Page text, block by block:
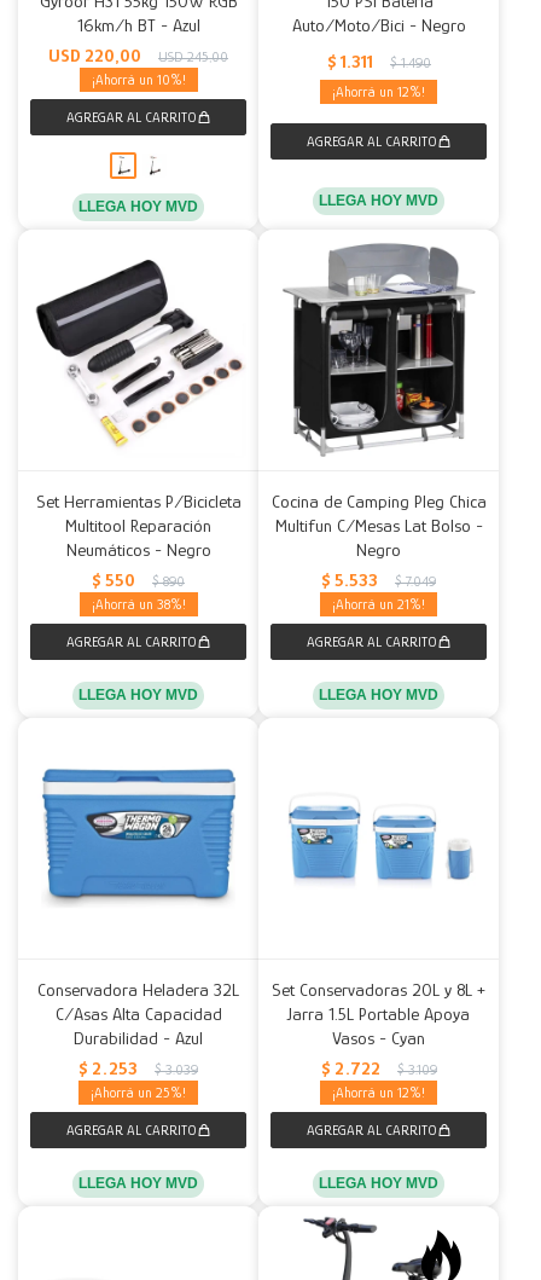
16km/h BT - Azul
USD 220,00 USD 245,00
10
LLEGA HOY MVD
Auto/Moto/Bici - Negro
$ 1.311 $ 1.490
12
LLEGA HOY MVD
Set Herramientas P/Bicicleta
Multitool Reparación
Neumáticos - Negro
$ 550 $ 890
38
LLEGA HOY MVD
Cocina de Camping Pleg Chica
Multifun C/Mesas Lat Bolso -
Negro
$ 5.533 $ 7.049
21
LLEGA HOY MVD
Conservadora Heladera 32L
C/Asas Alta Capacidad
Durabilidad - Azul
$ 2.253 $ 3.039
25
LLEGA HOY MVD
Set Conservadoras 20L y 8L +
Jarra 1.5L Portable Apoya
Vasos - Cyan
$ 2.722 $ 3.109
12
LLEGA HOY MVD
Mesas
Calefactores
Acolchados y Frazadas
Fundas
Decoración
Accesorios para el hogar
Herramientas
Accesorios
Muebles Infantiles